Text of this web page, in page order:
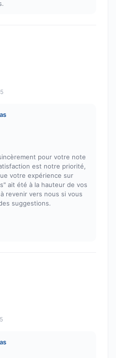
pour votre note
est notre priorité,
votre expérience sur
ait été à la hauteur de vos
revenir vers nous si vous
suggestions.